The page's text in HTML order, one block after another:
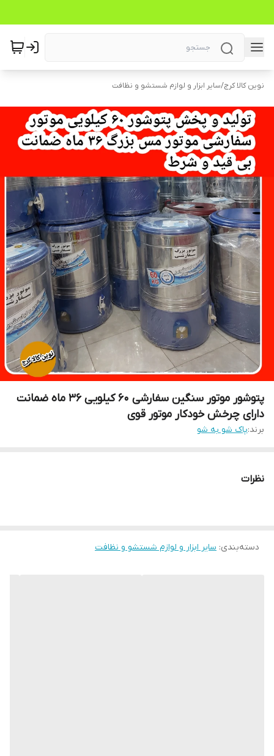
نوین کالا کرج/سایر ابزار و لوازم شستشو و نظافت
پتوشور موتور سنگین سفارشی ۶۰ کیلویی ۳۶ ماه ضمانت
دارای چرخش خودکار موتور قوی
برند:پاک شو به شو
نظرات
دسته‌بندی: سایر ابزار و لوازم شستشو و نظافت